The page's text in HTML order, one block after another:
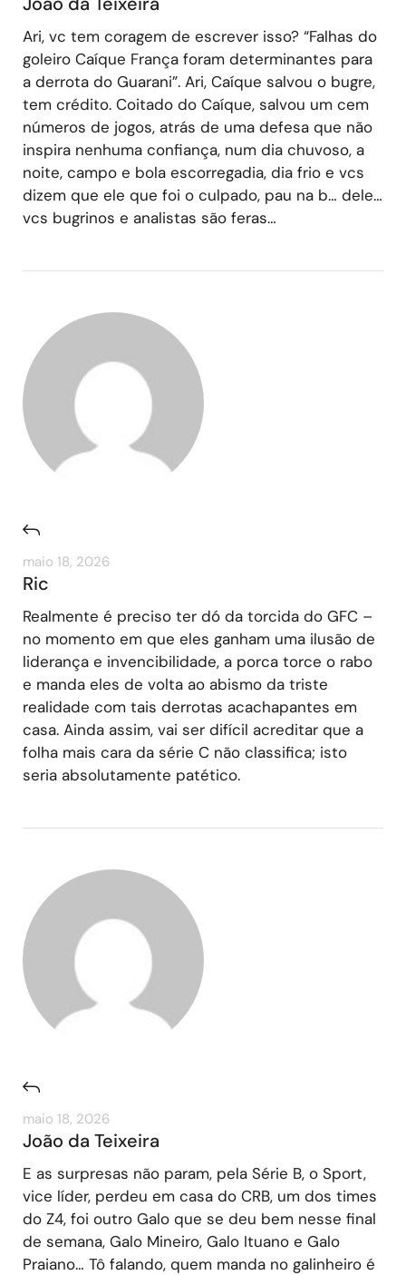
Ari, vc tem coragem de escrever isso? “Falhas do
goleiro Caíque França foram determinantes para
a derrota do Guarani”. Ari, Caíque salvou o bugre,
tem crédito. Coitado do Caíque, salvou um cem
números de jogos, atrás de uma defesa que não
inspira nenhuma confiança, num dia chuvoso, a
noite, campo e bola escorregadia, dia frio e vcs
dizem que ele que foi o culpado, pau na b… dele…
vcs bugrinos e analistas são feras…
maio 18, 2026
Ric
Realmente é preciso ter dó da torcida do GFC –
no momento em que eles ganham uma ilusão de
liderança e invencibilidade, a porca torce o rabo
e manda eles de volta ao abismo da triste
realidade com tais derrotas acachapantes em
casa. Ainda assim, vai ser difícil acreditar que a
folha mais cara da série C não classifica; isto
seria absolutamente patético.
maio 18, 2026
João da Teixeira
E as surpresas não param, pela Série B, o Sport,
vice líder, perdeu em casa do CRB, um dos times
do Z4, foi outro Galo que se deu bem nesse final
de semana, Galo Mineiro, Galo Ituano e Galo
Praiano… Tô falando, quem manda no galinheiro é